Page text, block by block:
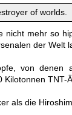
of worlds.
nicht mehr so
der Welt
von denen
TNT-
als die